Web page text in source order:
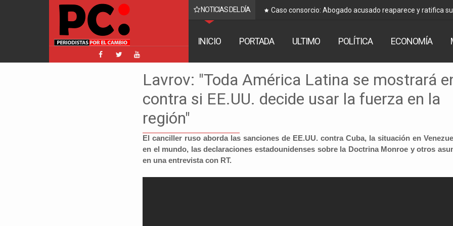
NOTICIAS DEL DÍA
implica a Manfred y golpea a Tuto y Samuel Caso consorcio: Abogado acusado reaparece y ratifica
INICIO PORTADA ULTIMO POLÍTICA ECONOMÍA
Lavrov: "Toda América Latina se mostrará
contra si EE.UU. decide usar la fuerza en la
región"
El canciller ruso aborda las sanciones de EE.UU. contra Cuba, la situación en
en el mundo, las declaraciones estadounidenses sobre la Doctrina Monroe y otros
en una entrevista con RT.